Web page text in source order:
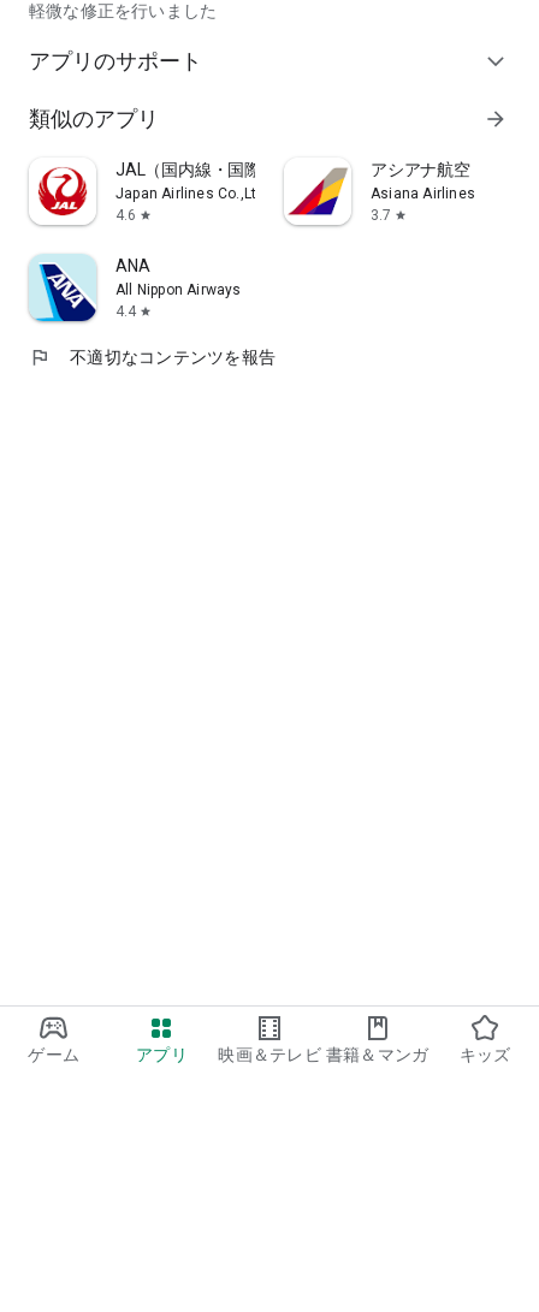
ゲーム アプリ 映画＆テレビ 書籍＆マンガ キッズ
②担当スタッフより詳細情報をメールにてお送りいたします。
下さい。
ニ決済、Paidy決済)
④チェックイン方法をメールにてお知らせいたします。
へご搭乗ください。
【取扱航空会社】
JAL（日本航空）
ANA（全日空）
スカイマーク（SKYMARK）
ジェットスター（Jetstar）
ピーチ（Peach Aviation）
スターフライヤー（SFJ）
軽微な修正を行いました
アプリのサポート expand_more
類似のアプリ arrow_forward
JAL（国内線・国際線）
Japan Airlines Co.,Ltd.
4.6 star
アシアナ航空
Asiana Airlines
3.7 star
ANA
All Nippon Airways
4.4 star
flag 不適切なコンテンツを報告